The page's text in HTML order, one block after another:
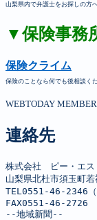
山梨県内で弁護士をお探しの方
▼保険事務
保険クライム
保険のことなら何でも後相談く
WEBTODAY
連絡先
株式会社　ピー・エス
山梨県北杜市須玉町
TEL0551-46-2346（
FAX0551-46-2726
--地域新聞--